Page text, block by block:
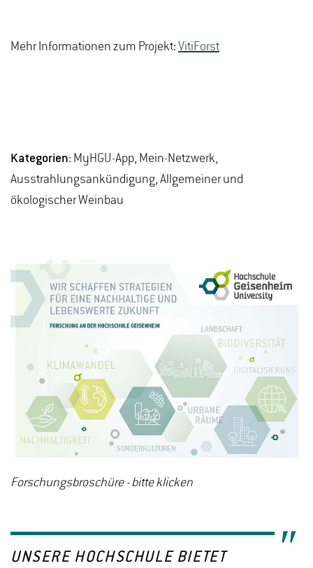
Mehr Informationen zum Projekt: VitiForst
Kategorien: MyHGU-App, Mein-Netzwerk,
Ausstrahlungsankündigung, Allgemeiner und
ökologischer Weinbau
Forschungsbroschüre - bitte klicken
UNSERE HOCHSCHULE BIETET